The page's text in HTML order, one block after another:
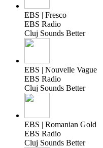
EBS | Fresco
EBS Radio
Cluj Sounds Better
EBS | Nouvelle Vague
EBS Radio
Cluj Sounds Better
EBS | Romanian Gold
EBS Radio
Cluj Sounds Better